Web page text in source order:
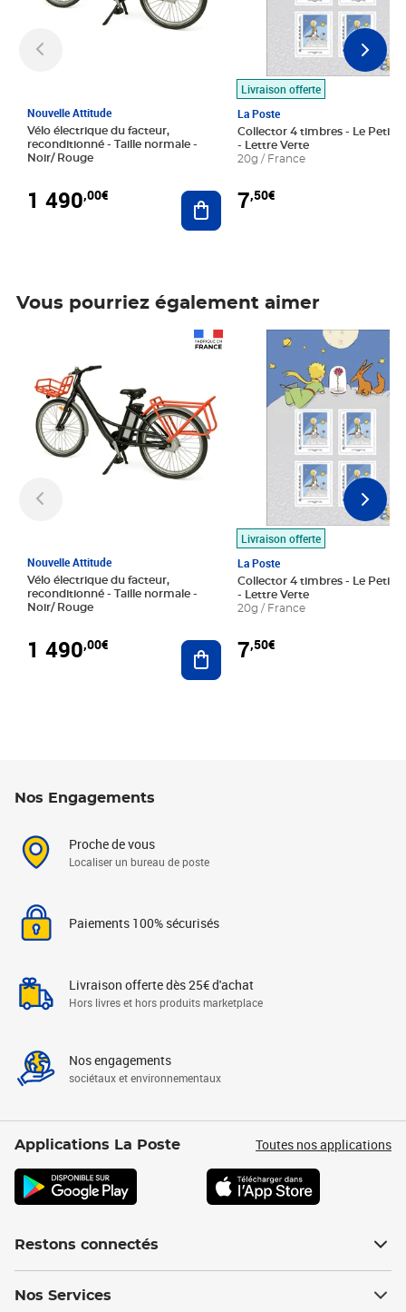
Nouvelle Attitude
Vélo électrique du facteur,
reconditionné - Taille normale -
Noir/ Rouge
1 490,00€ Ajouter au panier
Livraison offerte
La Poste
Collector 4 timbres - Le Petit
- Lettre Verte
20g / France
7,50€
Vous pourriez également aimer
Nouvelle Attitude
Vélo électrique du facteur,
reconditionné - Taille normale -
Noir/ Rouge
1 490,00€ Ajouter au panier
Livraison offerte
La Poste
Collector 4 timbres - Le Petit
- Lettre Verte
20g / France
7,50€
Prix 7,50€
Nos Engagements
Proche de vous
Localiser un bureau de poste
Paiements 100% sécurisés
Livraison offerte dès 25€ d'achat
Hors livres et hors produits marketplace
Nos engagements
sociétaux et environnementaux
Applications La Poste Toutes nos applications
Restons connectés
Nos Services